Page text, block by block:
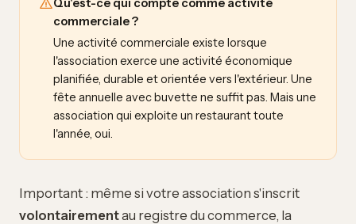
Qu'est-ce qui compte comme activité
commerciale ?
Une activité commerciale existe lorsque
l'association exerce une activité économique
planifiée, durable et orientée vers l'extérieur. Une
fête annuelle avec buvette ne suffit pas. Mais une
association qui exploite un restaurant toute
l'année, oui.
Important : même si votre association s'inscrit
volontairementau registre du commerce, la